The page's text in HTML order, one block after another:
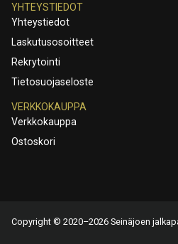
YHTEYSTIEDOT
Yhteystiedot
Laskutusosoitteet
Rekrytointi
Tietosuojaseloste
VERKKOKAUPPA
Verkkokauppa
Ostoskori
Copyright © 2020–2026 Seinäjoen